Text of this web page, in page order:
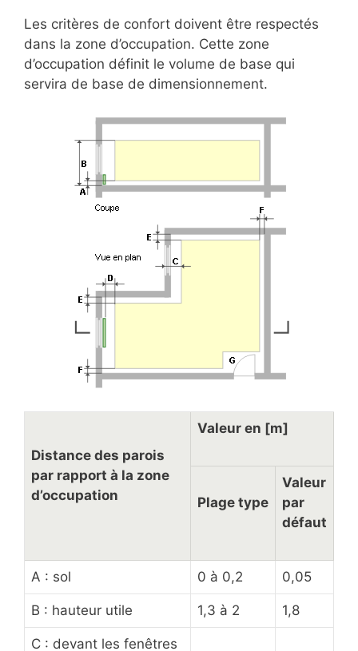
Les critères de confort doivent être respectés
dans la zone d’occupation. Cette zone
d’occupation définit le volume de base qui
servira de base de dimensionnement.
Distance des parois
par rapport à la zone
d’occupation
Valeur en [m]
Plage type
Valeur
par
défaut
A : sol 0 à 0,2 0,05
B : hauteur utile 1,3 à 2 1,8
C : devant les fenêtres